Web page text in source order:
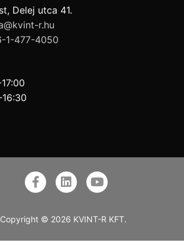
Delej utca 41.
r.hu
1-477-4050
Copyright © 2026 KVINT-R KFT.